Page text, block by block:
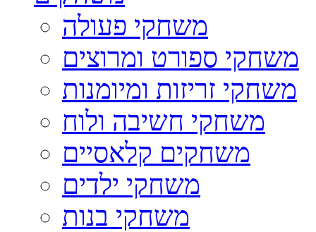
משחקי פעולה
משחקי ספורט ומרוצים
משחקי זריזות ומיומנות
משחקי חשיבה ולוח
משחקים קלאסיים
משחקי ילדים
משחקי בנות